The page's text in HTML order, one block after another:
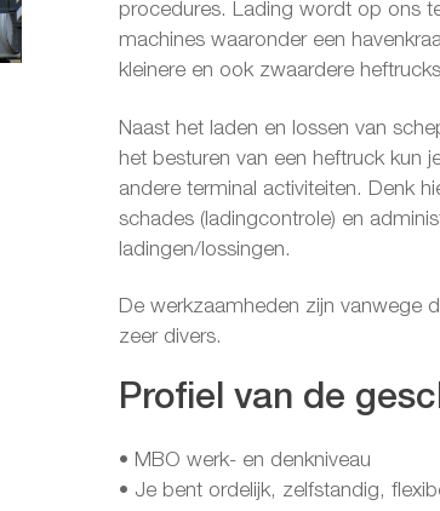
procedures. Lading wordt op ons
machines waaronder een
kleinere en ook zwaardere
Naast het laden en lossen van
het besturen van een heftruck kun
andere terminal activiteiten. Denk
schades (ladingcontrole) en
ladingen/lossingen.
De werkzaamheden zijn vanwege
zeer divers.
Profiel van de
• MBO werk- en denkniveau
• Je bent ordelijk, zelfstandig,